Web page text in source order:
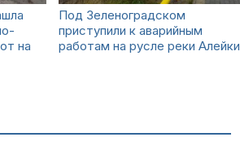
на
Под Зеленоградском
приступили к аварийным
работам на русле реки Алейки